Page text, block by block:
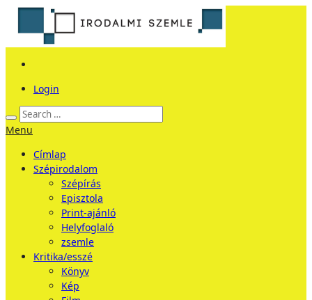
Login
Menu
Címlap
Szépirodalom
Szépírás
Episztola
Print-ajánló
Helyfoglaló
zsemle
Kritika/esszé
Könyv
Kép